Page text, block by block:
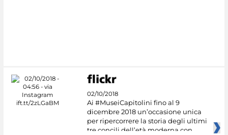
02/10/2018
Ai #MuseiCapitolini fino al 9
dicembre 2018 un’occasione unica
per ripercorrere la storia degli ultimi
tre concili dell’età moderna con